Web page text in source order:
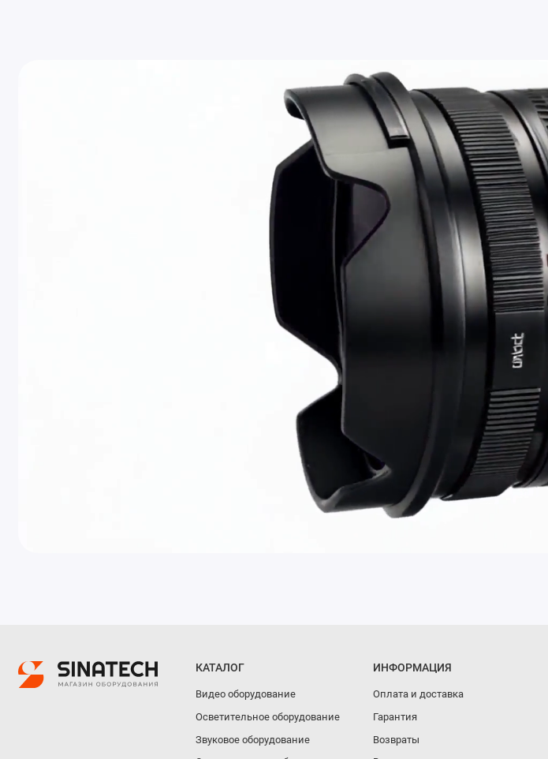
КАТАЛОГ
Видео оборудование
Осветительное оборудование
Звуковое оборудование
ИНФОРМАЦИЯ
Оплата и доставка
Гарантия
Возвраты